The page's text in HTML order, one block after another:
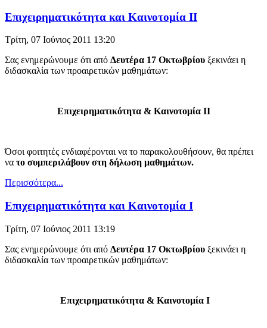
Επιχειρηματικότητα και Καινοτομία ΙΙ
Τρίτη, 07 Ιούνιος 2011 13:20
Σας ενημερώνουμε ότι από Δευτέρα 17 Οκτωβρίου ξεκινάει η
διδασκαλία των προαιρετικών μαθημάτων:
Επιχειρηματικότητα & Καινοτομία ΙI
Όσοι φοιτητές ενδιαφέρονται να τo παρακολουθήσουν, θα πρέπει
να τo συμπεριλάβουν στη δήλωση μαθημάτων.
Περισσότερα...
Επιχειρηματικότητα και Καινοτομία Ι
Τρίτη, 07 Ιούνιος 2011 13:19
Σας ενημερώνουμε ότι από Δευτέρα 17 Οκτωβρίου ξεκινάει η
διδασκαλία των προαιρετικών μαθημάτων:
Επιχειρηματικότητα & Καινοτομία Ι